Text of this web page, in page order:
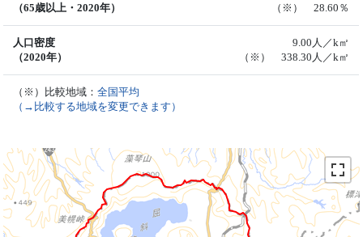
（65歳以上・2020年）
（※） 28.60％
人口密度
（2020年）
9.00人／k㎡
（※） 338.30人／k㎡
（※）比較地域：全国平均
（→比較する地域を変更できます）